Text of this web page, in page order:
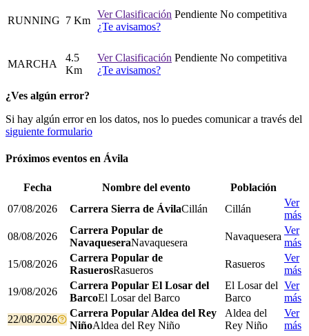
RUNNING 7 Km
Ver Clasificación Pendiente No competitiva
¿Te avisamos?
MARCHA
4.5
Km
Ver Clasificación Pendiente No competitiva
¿Te avisamos?
¿Ves algún error?
Si hay algún error en los datos, nos lo puedes comunicar a través del
siguiente formulario
Próximos eventos en Ávila
Fecha Nombre del evento
Población
07/08/2026
Carrera Sierra de ÁvilaCillán Cillán
Ver
más
08/08/2026
Carrera Popular de
NavaqueseraNavaquesera
Navaquesera
Ver
más
15/08/2026
Carrera Popular de
RasuerosRasueros
Rasueros
Ver
más
19/08/2026
Carrera Popular El Losar del
BarcoEl Losar del Barco
El Losar del
Barco
Ver
más
22/08/2026
Carrera Popular Aldea del Rey
NiñoAldea del Rey Niño
Aldea del
Rey Niño
Ver
más